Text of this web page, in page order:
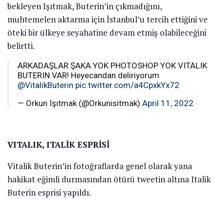
bekleyen Işıtmak, Buterin’in çıkmadığını,
muhtemelen aktarma için İstanbul’u tercih ettiğini ve
öteki bir ülkeye seyahatine devam etmiş olabileceğini
belirtti.
ARKADAŞLAR ŞAKA YOK PHOTOSHOP YOK VITALIK
BUTERIN VAR! Heyecandan deliriyorum
@VitalikButerin pic.twitter.com/a4CpxkYx72
— Orkun Işıtmak (@Orkunisitmak) April 11, 2022
VITALIK, ITALİK ESPRİSİ
Vitalik Buterin’in fotoğraflarda genel olarak yana
hakikat eğimli durmasından ötürü tweetin altına Italik
Buterin esprisi yapıldı.